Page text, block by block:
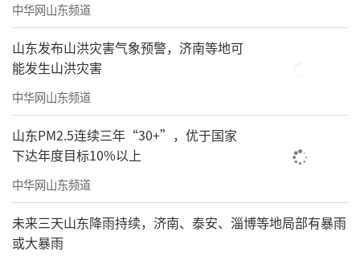
中华网山东频道
山东发布山洪灾害气象预警，济南等地可
能发生山洪灾害
中华网山东频道
山东PM2.5连续三年“30+”，优于国家
下达年度目标10%以上
中华网山东频道
未来三天山东降雨持续，济南、泰安、淄博等地局部有暴雨
或大暴雨